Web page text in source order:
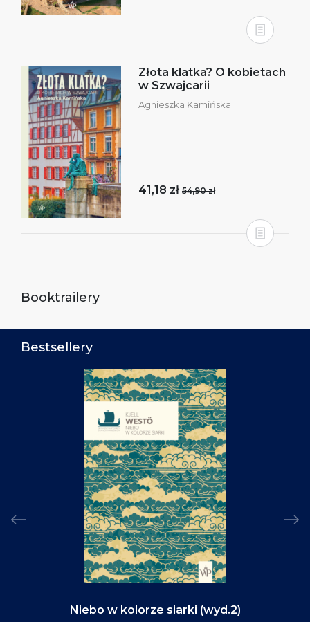
Złota klatka? O kobietach
w Szwajcarii
Agnieszka Kamińska
41,18 zł 54,90 zł
Booktrailery
Bestsellery
Niebo w kolorze siarki (wyd.2)